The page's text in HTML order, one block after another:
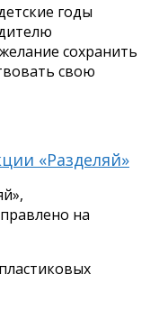
годы
сохранить
свою
«Разделяй»
на